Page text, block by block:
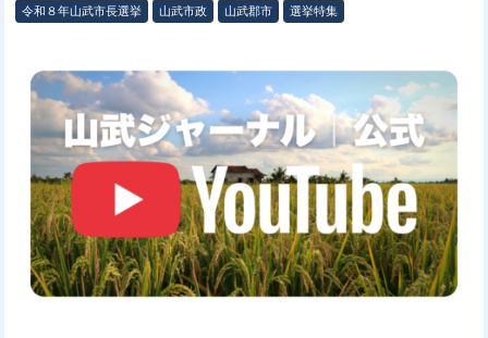
令和８年山武市長選挙 山武市政 山武郡市 選挙特集